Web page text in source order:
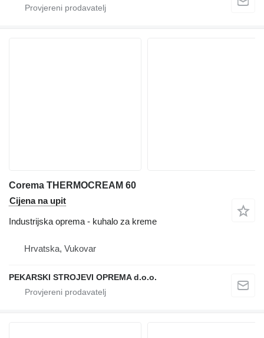
Corema THERMOCREAM 60
Cijena na upit
Industrijska oprema - kuhalo za kreme
Hrvatska, Vukovar
PEKARSKI STROJEVI OPREMA d.o.o.